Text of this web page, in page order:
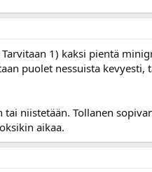
1) kaksi pientä
puolet nessuista
niistetään. Tollanen
aikaa.